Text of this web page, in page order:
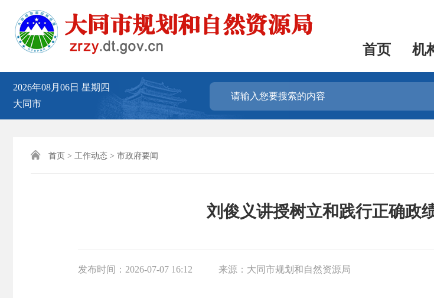
首页 机
2026年08月06日 星期四
大同市
 首页 > 工作动态 > 市政府要闻
刘俊义讲授树立和践行正确政
发布时间： 2026-07-07 16:12 来源： 大同市规划和自然资源局